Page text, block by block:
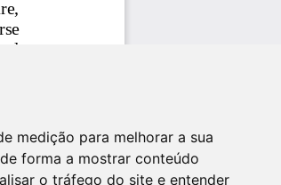
medição para melhorar a sua
forma a mostrar conteúdo
o tráfego do site e entender